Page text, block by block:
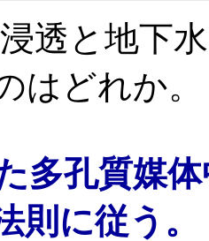
透と地下
はどれか。
孔質媒体
則に従う。